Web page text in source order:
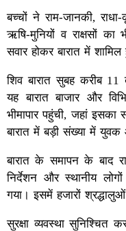
बच्चों ने राम-जानकी,
ऋषि-मुनियों व राक्षसों
सवार होकर बारात में शामिल
शिव बारात सुबह करीब
यह बारात बाजार और
भीमापार पहुंची, जहां
बारात में बड़ी संख्या में
बारात के समापन के बाद
निर्देशन और स्थानीय
गया। इसमें हजारों
सुरक्षा व्यवस्था सुनिश्चित